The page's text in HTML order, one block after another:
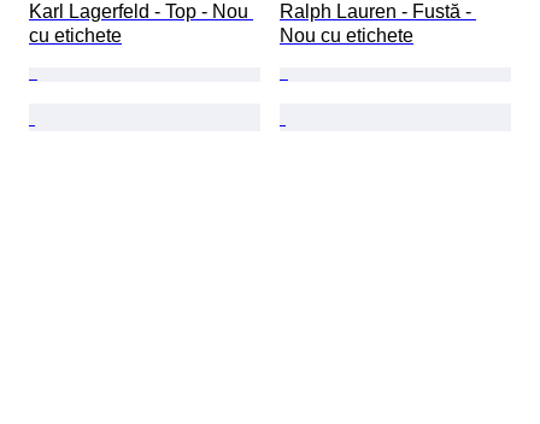
Karl Lagerfeld - Top - Nou
cu etichete
Ralph Lauren - Fustă -
Nou cu etichete